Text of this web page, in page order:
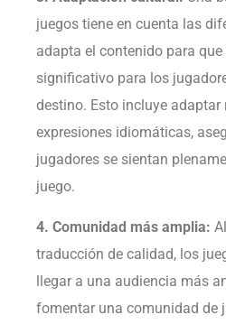
juegos tiene en cuenta las
adapta el contenido para que
significativo para los
destino. Esto incluye adaptar
expresiones idiomáticas,
jugadores se sientan
juego.
4. Comunidad más amplia:
traducción de calidad, los
llegar a una audiencia más
fomentar una comunidad de